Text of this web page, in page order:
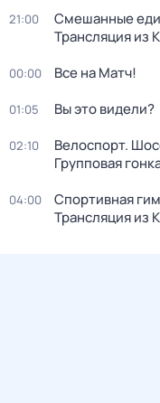
21:00
Смешанные
Трансляция из
00:00 Все на Матч!
01:05 Вы это видели?
02:10
Велоспорт.
Групповая
04:00
Спортивная
Трансляция из